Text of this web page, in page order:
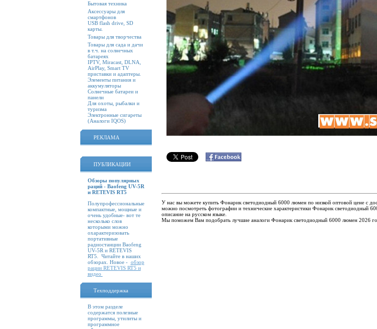
Бытовая техника
Аксессуары для
смартфонов
USB flash drive, SD
карты.
Товары для творчества
Товары для сада и дачи
в т.ч. на солнечных
батареях
IPTV, Miracast, DLNA,
AirPlay, Smart TV
приставки и адаптеры.
Элементы питания и
аккумуляторы
Солнечные батареи и
панели
Для охоты, рыбалки и
туризма
Электронные сигареты
(Аналоги IQOS)
РЕКЛАМА
ПУБЛИКАЦИИ
Обзоры популярных
раций - Baofeng UV-5R
и RETEVIS RT5
Полупрофессиональные
компактные, мощные и
очень удобные- вот те
несколько слов
которыми можно
охарактеризовать
портативные
радиостанции Baofeng
UV-5R и RETEVIS
RT5. Читайте в наших
обзорах. Новое - обзор
рации RETEVIS RT5 и
видео
Техподдержка
В этом разделе
содержатся полезные
программы, утилиты и
программное
У нас вы можете купить Фонарик светодиодный 6000 люмен по низкой оптовой цене с
можно посмотреть фотографии и технические характеристики Фонарик светодиодный
описание на русском языке.
Мы поможем Вам подобрать лучшие аналоги Фонарик светодиодный 6000 люмен 2026